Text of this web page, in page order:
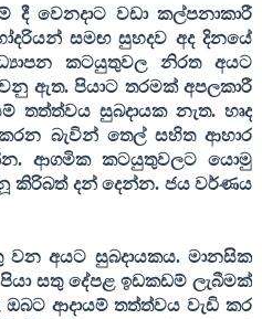
වෙනදාට වඩා කල්පනාකාරී
සමඟ සුහදව අද දිනයේ
කටයුතුවල නිරත අයට
ඇත. පියාට තරමක් අපලකාරී
තත්ත්වය සුබදායක නැත. හෘද
බැවින් තෙල් සහිත ආහාර
ආගමික කටයුතුවලට යොමු
කිරිබත් දන් දෙන්න. ජය වර්ණය
වන අයට සුබදායකය. මානසික
සතු දේපළ ඉඩකඩම් ලැබීමක්
ආදායම් තත්ත්වය වැඩි කර